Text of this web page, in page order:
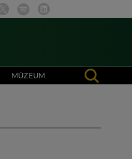
MÚZEUM